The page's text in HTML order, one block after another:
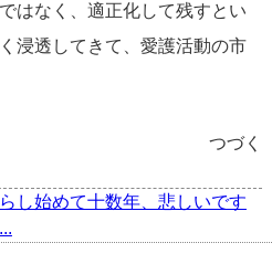
はなく、適正化して残すとい
浸透してきて、愛護活動の市
つづく
し始めて十数年、悲しいです